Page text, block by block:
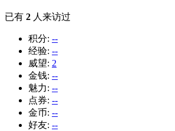
已有 2 人来访过
积分: --
经验: --
威望: 2
金钱: --
魅力: --
点券: --
金币: --
好友: --